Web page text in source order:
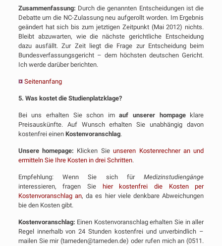
Zusammenfassung: Durch die genannten Entscheidungen ist die
Debatte um die NC-Zulassung neu aufgerollt worden. Im Ergebnis
geändert hat sich bis zum jetztigen Zeitpunkt (Mai 2012) nichts.
Bleibt abzuwarten, wie die nächste gerichtliche Entscheidung
dazu ausfällt. Zur Zeit liegt die Frage zur Entscheidung beim
Bundesverfassungsgericht – dem höchsten deutschen Gericht.
Ich werde darüber berichten.
Seitenanfang
5. Was kostet die Studienplatzklage?
Bei uns erhalten Sie schon imauf unserer hompageklare
Preisauskünfte. Auf Wunsch erhalten Sie unabhängig davon
kostenfrei einen Kostenvoranschlag.
Unsere homepage: Klicken Sieunseren Kostenrechner an und
ermitteln Sie Ihre Kosten in drei Schritten.
Empfehlung: Wenn Sie sich fürMedizinstudiengänge
interessieren, fragen Sie hier kostenfrei die Kosten per
Kostenvoranschlag an, da es hier viele denkbare Abweichungen
bie den Kosten gibt.
Kostenvoranschlag: Einen Kostenvoranschlag erhalten Sie in aller
Regel innerhalb von 24 Stunden kostenfrei und unverbindlich –
mailen Sie mir (tarneden@tarneden.de) oder rufen mich an (0511.